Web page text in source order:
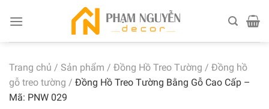
Trang chủ / Sản phẩm / Đồng Hồ Treo Tường / Đồng hồ
gỗ treo tường / Đồng Hồ Treo Tường Bằng Gỗ Cao Cấp –
Mã: PNW 029